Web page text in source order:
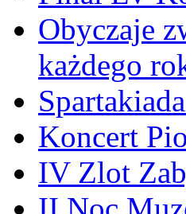
Obyczaje
każdego
Koncert
IV Zlot